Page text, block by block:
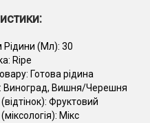
Рідини (Мл): 30
Ripe
Готова рідина
Виноград, Вишня/Черешня
Фруктовий
Мікс